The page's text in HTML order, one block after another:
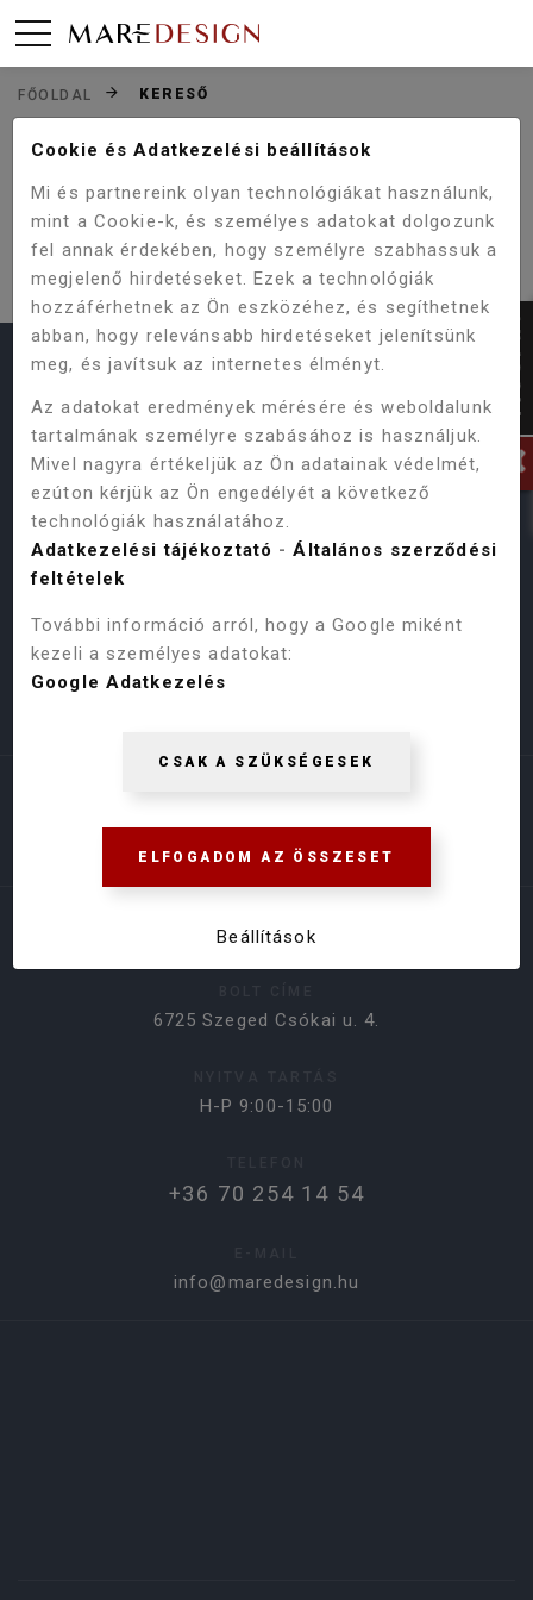
FŐOLDAL KERESŐ
TERMÉKEINK
Nincs megadva keresési feltétel!
HASZNOS LINKEK
Termékeink Vásárlás menete
ÁSZF
Online Vitarendezési Platform
Adatvédelmi Szabályzat
Gyakori kérdések
ELÉRHETŐSÉGEK
6725 Szeged Csókai u. 4.
H-P 9:00-15:00
+36 70 254 14 54
info@maredesign.hu
Cookie és Adatkezelési beállítások
Mi és partnereink olyan technológiákat használunk,
mint a Cookie-k, és személyes adatokat dolgozunk
fel annak érdekében, hogy személyre szabhassuk a
megjelenő hirdetéseket. Ezek a technológiák
hozzáférhetnek az Ön eszközéhez, és segíthetnek
abban, hogy relevánsabb hirdetéseket jelenítsünk
meg, és javítsuk az internetes élményt.
Az adatokat eredmények mérésére és weboldalunk
tartalmának személyre szabásához is használjuk.
Mivel nagyra értékeljük az Ön adatainak védelmét,
ezúton kérjük az Ön engedélyét a következő
technológiák használatához.
Adatkezelési tájékoztató -Általános szerződési
feltételek
További információ arról, hogy a Google miként
kezeli a személyes adatokat:
Google Adatkezelés
CSAK A SZÜKSÉGESEK
ELFOGADOM AZ ÖSSZESET
Beállítások